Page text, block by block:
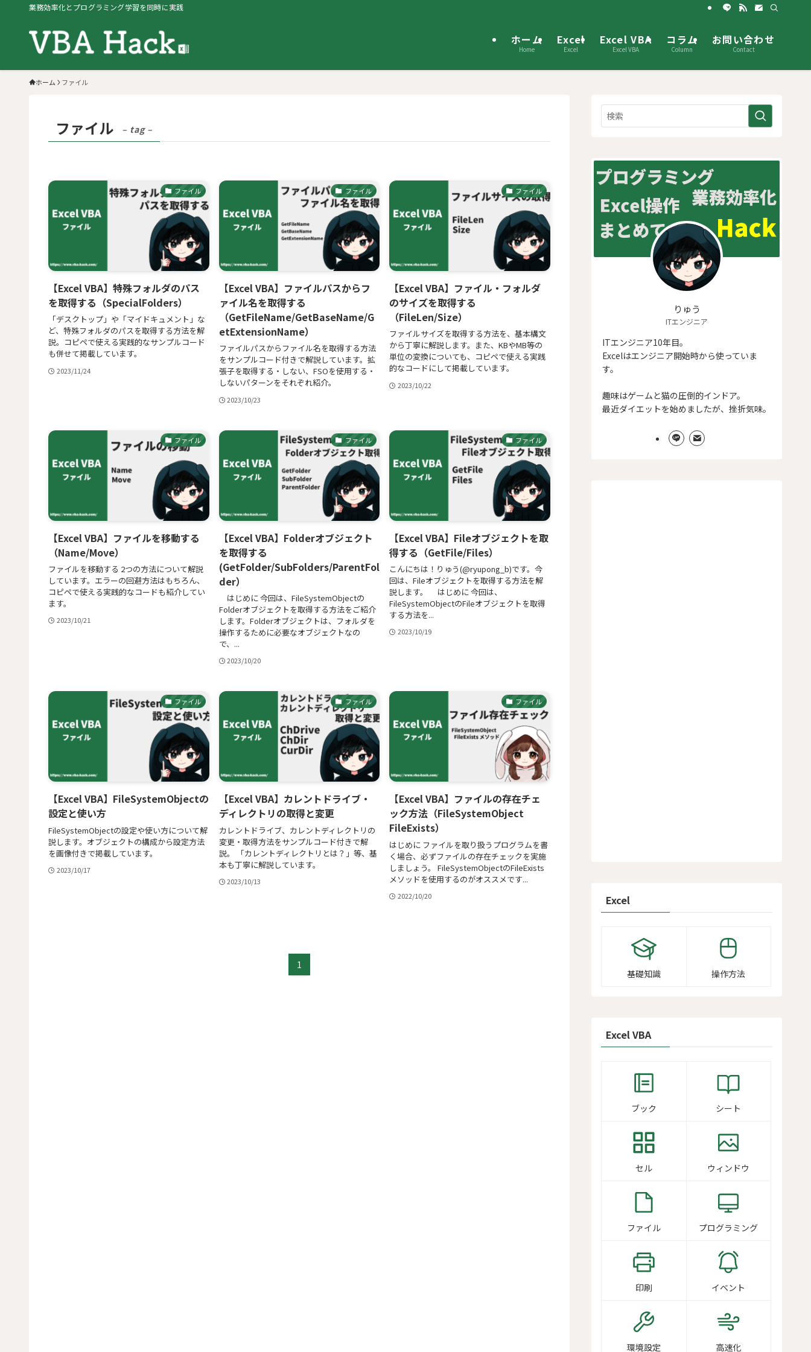
業務効率化とプログラミング学習を同時に実践
ホーム
Home
Excel
Excel
Excel VBA
Excel VBA
コラム
Column
お問い合わせ
Contact
ホーム ファイル
ファイル – tag –
ファイル
【Excel VBA】特殊フォルダのパス
を取得する（SpecialFolders）
「デスクトップ」や「マイドキュメント」な
ど、特殊フォルダのパスを取得する方法を解
説。コピペで使える実践的なサンプルコード
も併せて掲載しています。
2023/11/24
ファイル
【Excel VBA】ファイルパスからフ
ァイル名を取得する
（GetFileName/GetBaseName/G
etExtensionName）
ファイルパスからファイル名を取得する方法
をサンプルコード付きで解説しています。拡
張子を取得する・しない、FSOを使用する・
しないパターンをそれぞれ紹介。
2023/10/23
ファイル
【Excel VBA】ファイル・フォルダ
のサイズを取得する
（FileLen/Size）
ファイルサイズを取得する方法を、基本構文
から丁寧に解説します。また、KBやMB等の
単位の変換についても、コピペで使える実践
的なコードにして掲載しています。
2023/10/22
ファイル
【Excel VBA】ファイルを移動する
（Name/Move）
ファイルを移動する 2つの方法について解説
しています。エラーの回避方法はもちろん、
コピペで使える実践的なコードも紹介してい
ます。
2023/10/21
ファイル
【Excel VBA】Folderオブジェクト
を取得する
(GetFolder/SubFolders/ParentFol
der）
はじめに 今回は、FileSystemObjectの
Folderオブジェクトを取得する方法をご紹介
します。Folderオブジェクトは、フォルダを
操作するために必要なオブジェクトなの
で、...
2023/10/20
ファイル
【Excel VBA】Fileオブジェクトを取
得する（GetFile/Files）
こんにちは！りゅう(@ryupong_b)です。今
回は、Fileオブジェクトを取得する方法を解
説します。 はじめに 今回は、
FileSystemObjectのFileオブジェクトを取得
する方法を...
2023/10/19
ファイル
【Excel VBA】FileSystemObjectの
設定と使い方
FileSystemObjectの設定や使い方について解
説します。オブジェクトの構成から設定方法
を画像付きで掲載しています。
2023/10/17
ファイル
【Excel VBA】カレントドライブ・
ディレクトリの取得と変更
カレントドライブ、カレントディレクトリの
変更・取得方法をサンプルコード付きで解
説。 「カレントディレクトリとは？」等、基
本も丁寧に解説しています。
2023/10/13
ファイル
【Excel VBA】ファイルの存在チェ
ック方法（FileSystemObject
FileExists）
はじめに ファイルを取り扱うプログラムを書
く場合、必ずファイルの存在チェックを実施
しましょう。 FileSystemObjectのFileExists
メソッドを使用するのがオススメです...
2022/10/20
1
りゅう
ITエンジニア
ITエンジニア10年目。
Excelはエンジニア開始時から使っていま
す。
趣味はゲームと猫の圧倒的インドア。
最近ダイエットを始めましたが、挫折気味。
Excel
基礎知識 操作方法
Excel VBA
ブック シート
セル ウィンドウ
ファイル プログラミング
印刷 イベント
環境設定 高速化